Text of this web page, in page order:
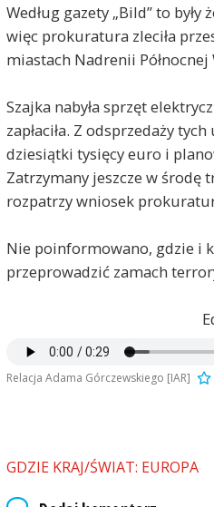
Według gazety „Bild” to były
więc prokuratura zleciła
miastach Nadrenii
Szajka nabyła sprzęt
zapłaciła. Z odsprzedaży
dziesiątki tysięcy euro i
Zatrzymany jeszcze w środę
rozpatrzy wniosek
Nie poinformowano, gdzie i
przeprowadzić zamach
Relacja Adama Górczewskiego [IAR]
GDZIE KRAJ/ŚWIAT: EUROPA